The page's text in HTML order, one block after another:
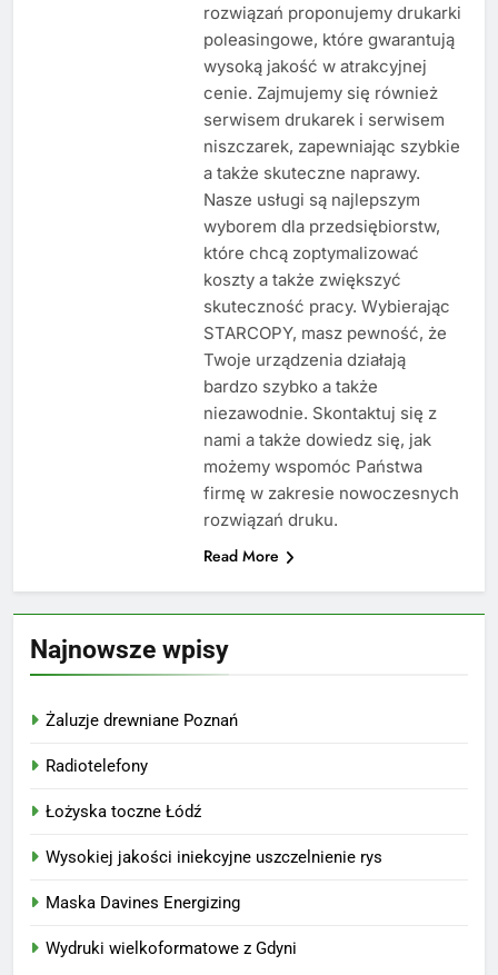
rozwiązań proponujemy drukarki
poleasingowe, które gwarantują
wysoką jakość w atrakcyjnej
cenie. Zajmujemy się również
serwisem drukarek i serwisem
niszczarek, zapewniając szybkie
a także skuteczne naprawy.
Nasze usługi są najlepszym
wyborem dla przedsiębiorstw,
które chcą zoptymalizować
koszty a także zwiększyć
skuteczność pracy. Wybierając
STARCOPY, masz pewność, że
Twoje urządzenia działają
bardzo szybko a także
niezawodnie. Skontaktuj się z
nami a także dowiedz się, jak
możemy wspomóc Państwa
firmę w zakresie nowoczesnych
rozwiązań druku.
Read More
Najnowsze wpisy
Żaluzje drewniane Poznań
Radiotelefony
Łożyska toczne Łódź
Wysokiej jakości iniekcyjne uszczelnienie rys
Maska Davines Energizing
Wydruki wielkoformatowe z Gdyni